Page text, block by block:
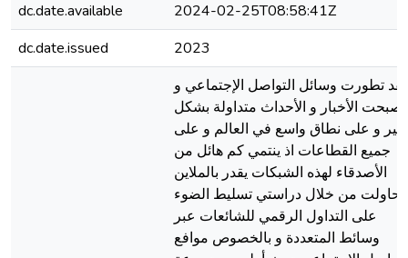
dc.date.available
2024-02-25T08:58:41Z
dc.date.issued
2023
لقد تطورت وسائل التواصل الإجتماعي و
اصبحت الأخبار و الأحداث متداولة بشكل
كبير و على نطاق واسع في العالم و على
جميع القطاعات اذ ينتمي كم هائل من
الأصدقاء لهذه الشبكات يقدر بالملاين
حاولت من خلال دراستي تسليط الضوء
على التداول الرقمي للشائعات عبر
وسائط المتعددة و بالخصوص موافع